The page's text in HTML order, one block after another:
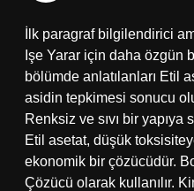
İlk paragraf bilgilendirici
Işe Yarar için daha özgün
bölümde anlatılanları Etil
asidin tepkimesi sonucu
Renksiz ve sıvı bir yapıya
Etil asetat, düşük
ekonomik bir çözücüdür.
Çözücü olarak kullanılır.